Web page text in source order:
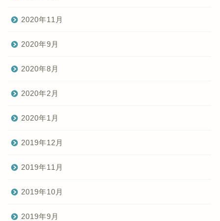
2020年11月
2020年9月
2020年8月
2020年2月
2020年1月
2019年12月
2019年11月
2019年10月
2019年9月